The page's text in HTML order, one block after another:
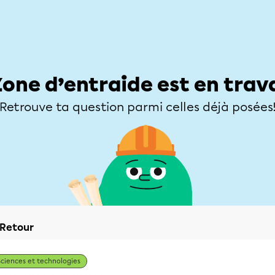
d’entraide est en
Retrouve ta question parmi celles déjà
Retour
et technologies